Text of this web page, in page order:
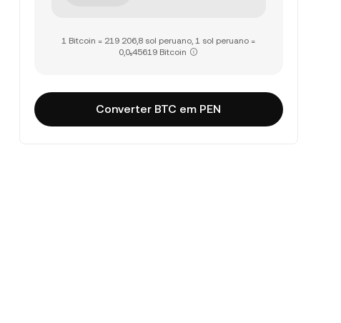
1 Bitcoin = 219 206,8 sol peruano, 1 sol peruano =
0,0₅45619 Bitcoin
Converter BTC em PEN